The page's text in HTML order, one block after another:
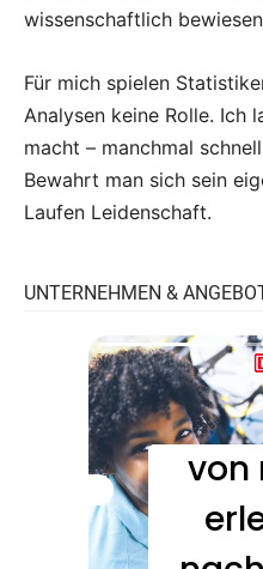
wissenschaftlich
Für mich spielen
Analysen keine Rolle. Ich
macht – manchmal
Bewahrt man sich sein
Laufen Leidenschaft.